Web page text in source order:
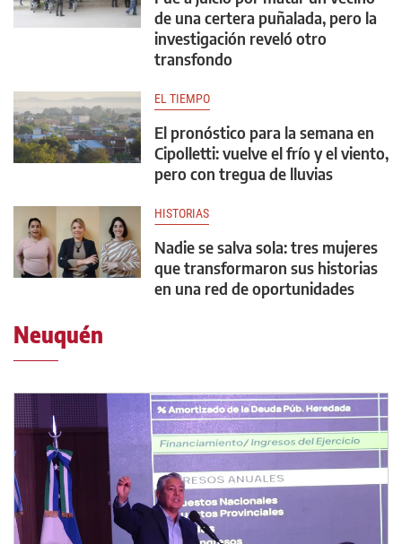
de una certera puñalada, pero la
investigación reveló otro
transfondo
EL TIEMPO
El pronóstico para la semana en
Cipolletti: vuelve el frío y el viento,
pero con tregua de lluvias
HISTORIAS
Nadie se salva sola: tres mujeres
que transformaron sus historias
en una red de oportunidades
Neuquén